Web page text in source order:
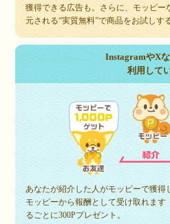
獲得できる広告も。さらに、モッピー
元される“実質無料”で商品をお試しす
InstagramやX
利用して
あなたが紹介した人がモッピーで獲得
モッピーから報酬として受け取れま
るごとに300Pプレゼント。